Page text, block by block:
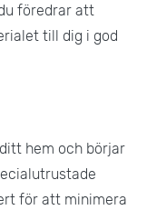
föredrar att
till dig i god
hem och börjar
för att minimera